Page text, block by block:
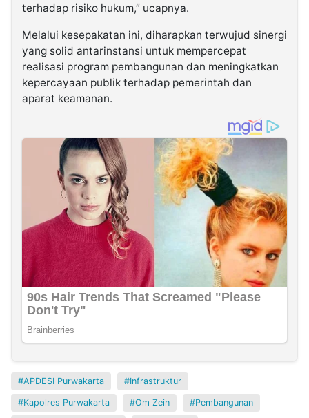
terhadap risiko hukum,” ucapnya.
Melalui kesepakatan ini, diharapkan terwujud sinergi
yang solid antarinstansi untuk mempercepat
realisasi program pembangunan dan meningkatkan
kepercayaan publik terhadap pemerintah dan
aparat keamanan.
APDESI Purwakarta Infrastruktur
Kapolres Purwakarta Om Zein Pembangunan